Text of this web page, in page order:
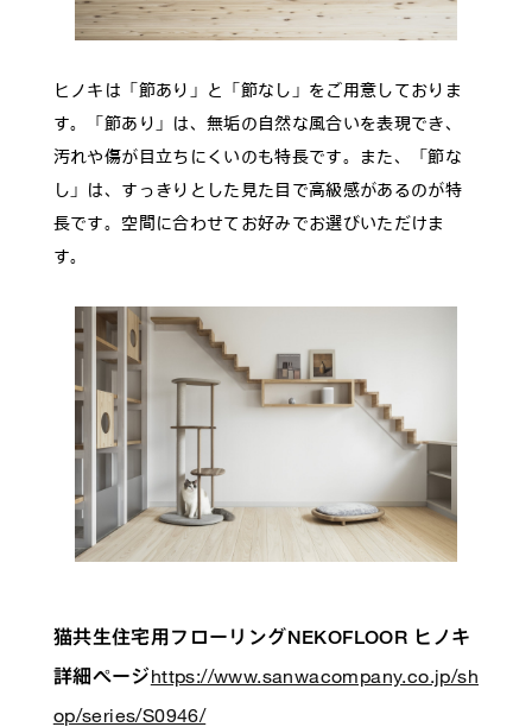
ヒノキは「節あり」と「節なし」をご用意しておりま
す。「節あり」は、無垢の自然な風合いを表現でき、
汚れや傷が目立ちにくいのも特長です。また、「節な
し」は、すっきりとした見た目で高級感があるのが特
長です。空間に合わせてお好みでお選びいただけま
す。
猫共生住宅用フローリングNEKOFLOOR ヒノキ
詳細ページhttps://www.sanwacompany.co.jp/sh
op/series/S0946/